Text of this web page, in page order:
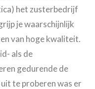
het zusterbedrijf
je waarschijnlijk
van hoge kwaliteit.
als de
gedurende de
te proberen was er